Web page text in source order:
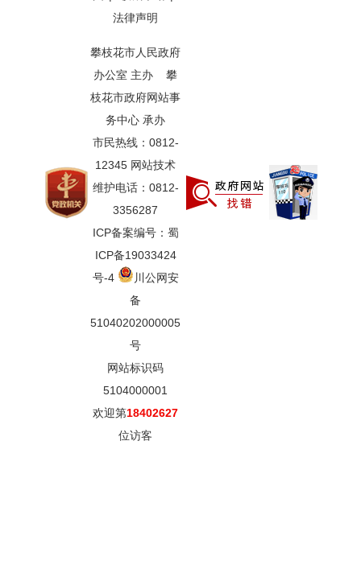
法律声明
攀枝花市人民政府
办公室 主办 攀
枝花市政府网站事
务中心 承办
市民热线：0812-
12345 网站技术
维护电话：0812-
3356287
ICP备案编号：蜀
ICP备19033424
号-4
川公网安
备
51040202000005
号
网站标识码
5104000001
欢迎第18402627
位访客